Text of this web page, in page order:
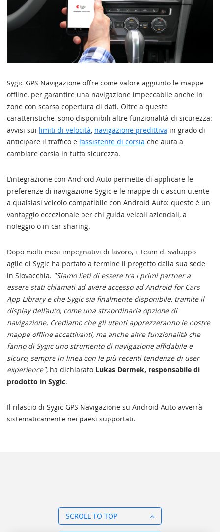
Sygic GPS Navigazione offre come valore aggiunto le mappe
offline, per garantire una navigazione impeccabile anche in
zone con scarsa copertura di dati. Oltre a queste
caratteristiche, sono disponibili altre funzionalità di sicurezza:
avvisi sui limiti di velocità, navigazione predittiva in grado di
anticipare il traffico e l’assistente di corsia che aiuta a
cambiare corsia in tutta sicurezza.
L’integrazione con Android Auto permette di applicare le
preferenze di navigazione Sygic e le mappe di ciascun utente
a qualsiasi veicolo compatibile con Android Auto: questo è un
vantaggio eccezionale per chi guida veicoli aziendali, a
noleggio o in car sharing.
Dopo molti mesi impegnativi di lavoro, il team di sviluppo
agile di Sygic ha portato a termine il progetto dalla sua sede
in Slovacchia. "Siamo lieti di essere tra i primi partner a
essere stati chiamati ad avere accesso ad Android for Cars
App Library e che Sygic sia finalmente disponibile, tramite il
display dell’auto, come una straordinaria opzione di
navigazione. Crediamo che gli utenti apprezzeranno le nostre
mappe offline accattivanti, ma anche altre funzionalità che
fanno di Sygic uno strumento di navigazione affidabile e
sicuro, sempre in linea con le più recenti tendenze di user
experience", ha dichiarato Lukas Dermek, responsabile di
prodotto in Sygic.
Il rilascio di Sygic GPS Navigazione su Android Auto avverrà
sistematicamente nei paesi supportati.
SCROLL TO TOP